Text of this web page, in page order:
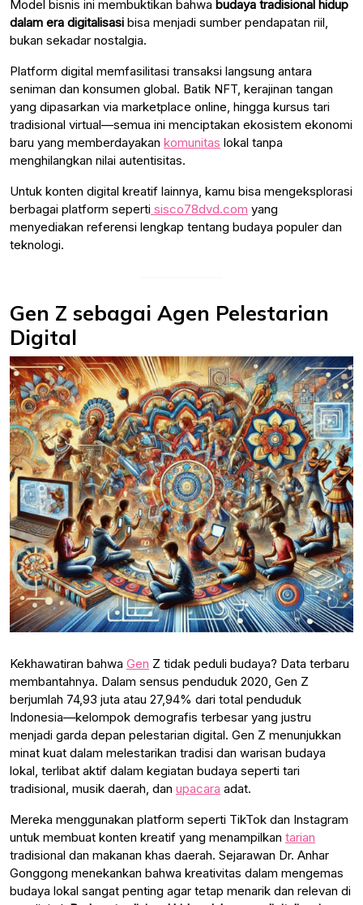
Model bisnis ini membuktikan bahwa budaya tradisional hidup
dalam era digitalisasi bisa menjadi sumber pendapatan riil,
bukan sekadar nostalgia.
Platform digital memfasilitasi transaksi langsung antara
seniman dan konsumen global. Batik NFT, kerajinan tangan
yang dipasarkan via marketplace online, hingga kursus tari
tradisional virtual—semua ini menciptakan ekosistem ekonomi
baru yang memberdayakan komunitas lokal tanpa
menghilangkan nilai autentisitas.
Untuk konten digital kreatif lainnya, kamu bisa mengeksplorasi
berbagai platform seperti sisco78dvd.com yang
menyediakan referensi lengkap tentang budaya populer dan
teknologi.
Gen Z sebagai Agen Pelestarian
Digital
Kekhawatiran bahwa Gen Z tidak peduli budaya? Data terbaru
membantahnya. Dalam sensus penduduk 2020, Gen Z
berjumlah 74,93 juta atau 27,94% dari total penduduk
Indonesia—kelompok demografis terbesar yang justru
menjadi garda depan pelestarian digital. Gen Z menunjukkan
minat kuat dalam melestarikan tradisi dan warisan budaya
lokal, terlibat aktif dalam kegiatan budaya seperti tari
tradisional, musik daerah, dan upacara adat.
Mereka menggunakan platform seperti TikTok dan Instagram
untuk membuat konten kreatif yang menampilkan tarian
tradisional dan makanan khas daerah. Sejarawan Dr. Anhar
Gonggong menekankan bahwa kreativitas dalam mengemas
budaya lokal sangat penting agar tetap menarik dan relevan di